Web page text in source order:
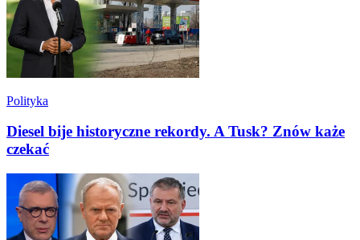
Polityka
Diesel bije historyczne rekordy. A Tusk? Znów każe
czekać